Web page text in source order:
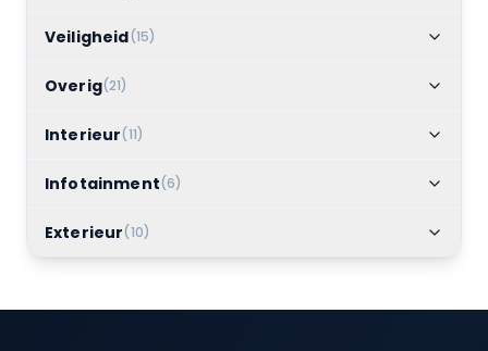
Veiligheid(15)
Overig(21)
Interieur(11)
Infotainment(6)
Exterieur(10)